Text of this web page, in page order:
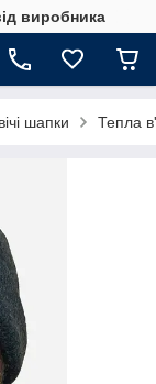
виробника
шапки Тепла